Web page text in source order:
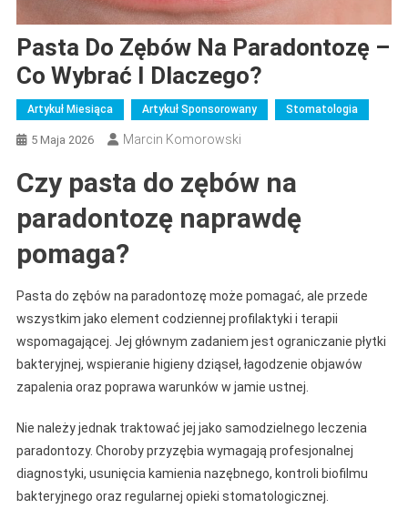
Pasta Do Zębów Na Paradontozę –
Co Wybrać I Dlaczego?
Artykuł Miesiąca Artykuł Sponsorowany Stomatologia
5 Maja 2026 Marcin Komorowski
Czy pasta do zębów na
paradontozę naprawdę
pomaga?
Pasta do zębów na paradontozę może pomagać, ale przede
wszystkim jako element codziennej profilaktyki i terapii
wspomagającej. Jej głównym zadaniem jest ograniczanie płytki
bakteryjnej, wspieranie higieny dziąseł, łagodzenie objawów
zapalenia oraz poprawa warunków w jamie ustnej.
Nie należy jednak traktować jej jako samodzielnego leczenia
paradontozy. Choroby przyzębia wymagają profesjonalnej
diagnostyki, usunięcia kamienia nazębnego, kontroli biofilmu
bakteryjnego oraz regularnej opieki stomatologicznej.